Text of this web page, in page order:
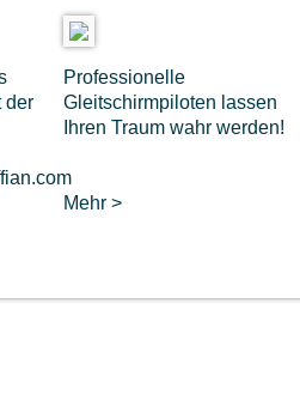
der
Professionelle
Gleitschirmpiloten lassen
Ihren Traum wahr werden!
Mehr >